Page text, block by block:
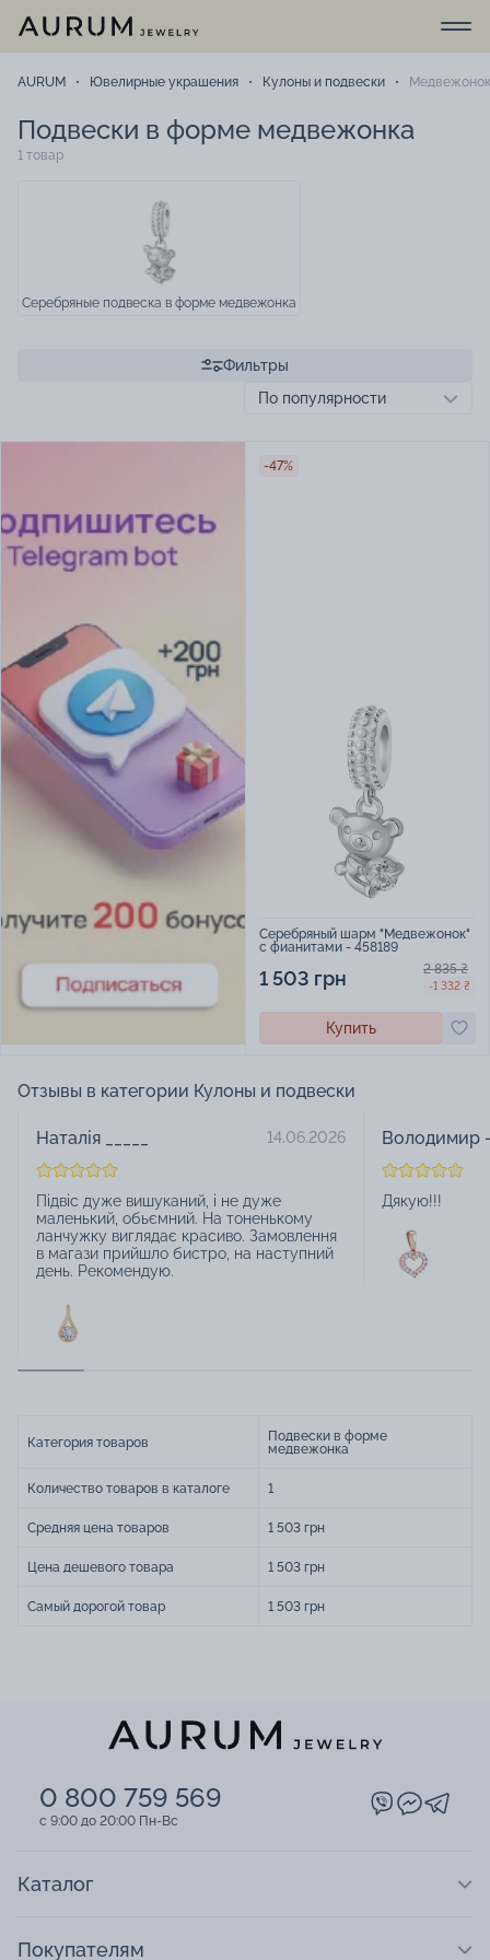
AURUM Ювелирные украшения Кулоны и подвески Медвежонок
Подвески в форме медвежонка
1 товар
Фильтры
Серебряные подвеска в форме медвежонка
-47%
Серебряный шарм "Медвежонок"
с фианитами - 458189
1 503 грн 2 835 ₴
-1 332 ₴
Купить
Отзывы в категории Кулоны и подвески
Наталія _____ 14.06.2026
Підвіс дуже вишуканий, і не дуже
маленький, обьємний. На тоненькому
ланчужку виглядає красиво. Замовлення
в магази прийшло бистро, на наступний
день. Рекомендую.
Володимир
Дякую!!!
Категория товаров
Подвески в форме
медвежонка
Количество товаров в каталоге 1
Средняя цена товаров 1 503 грн
Цена дешевого товара 1 503 грн
Самый дорогой товар 1 503 грн
0 800 759 569
c 9:00 до 20:00 Пн-Вс
Каталог
Покупателям